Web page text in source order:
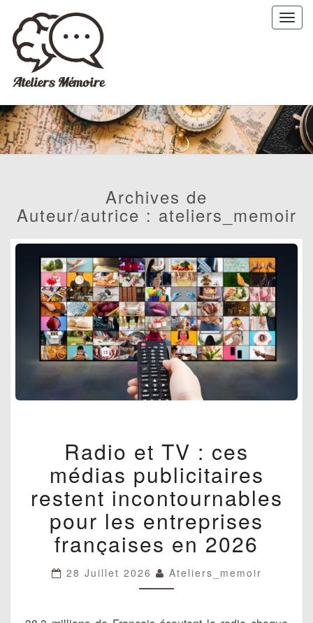
Ateliers
Memoire
:
l'avenir
Archives de
Auteur/autrice : ateliers_memoir
ET
TV
:
MÉDIAS
PUBLICITAIRES
RESTENT
INCONTOURNABLES
LES
ENTREPRISES
Radio et TV : ces
médias publicitaires
restent incontournables
pour les entreprises
françaises en 2026
28 Juillet 2026 Ateliers_memoir